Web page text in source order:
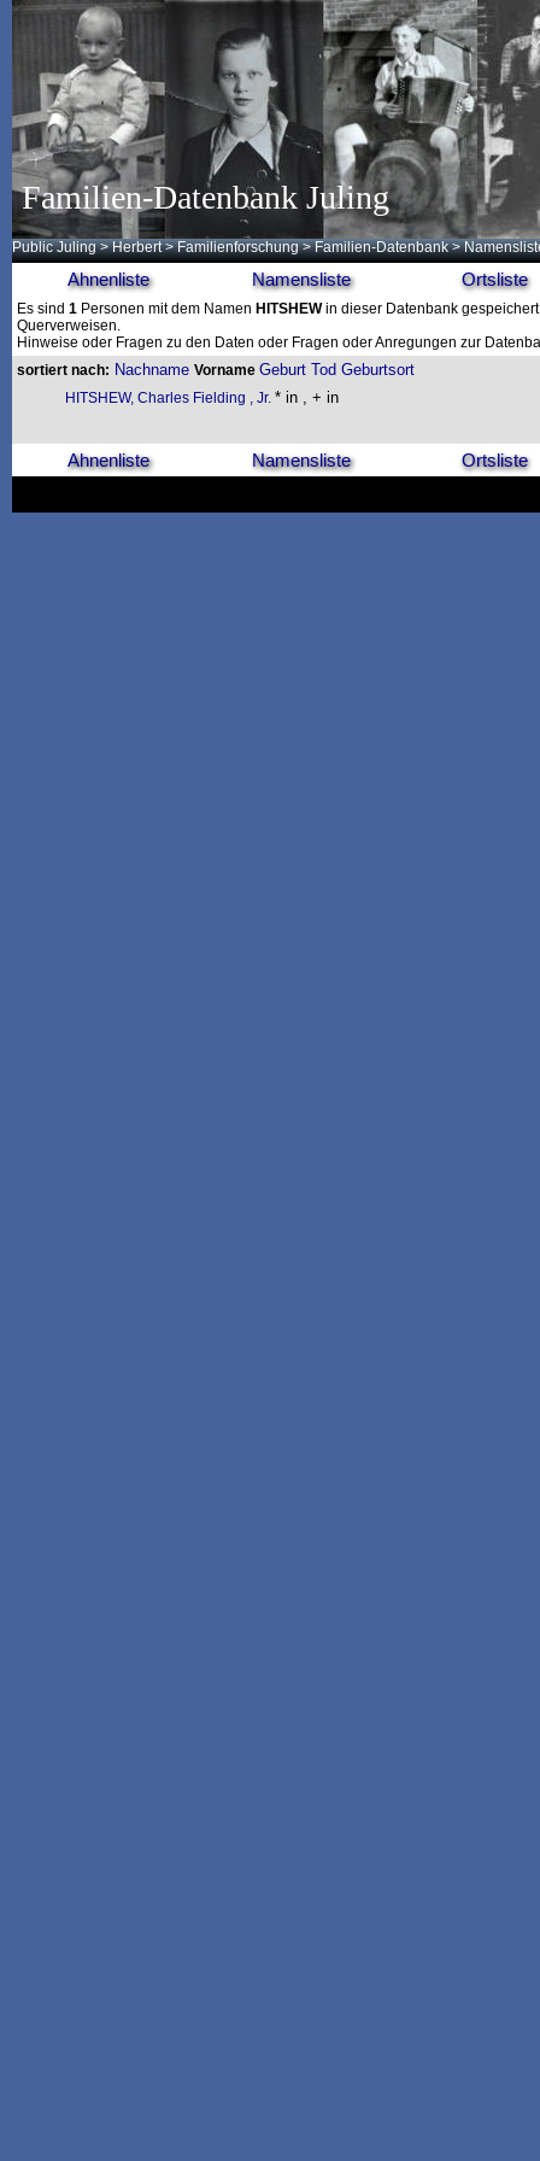
Familien-Datenbank Juling
Public Juling >Herbert >Familienforschung >Familien-Datenbank >
Ahnenliste Namensliste Ortsliste
Es sind 1 Personen mit dem Namen HITSHEWin dieser Datenbank
Querverweisen.
Hinweise oder Fragen zu den Daten oder Fragen oder Anregungen zur
sortiert nach: Nachname Vorname Geburt Tod Geburtsort
HITSHEW, Charles Fielding , Jr. * in , + in
Ahnenliste Namensliste Ortsliste